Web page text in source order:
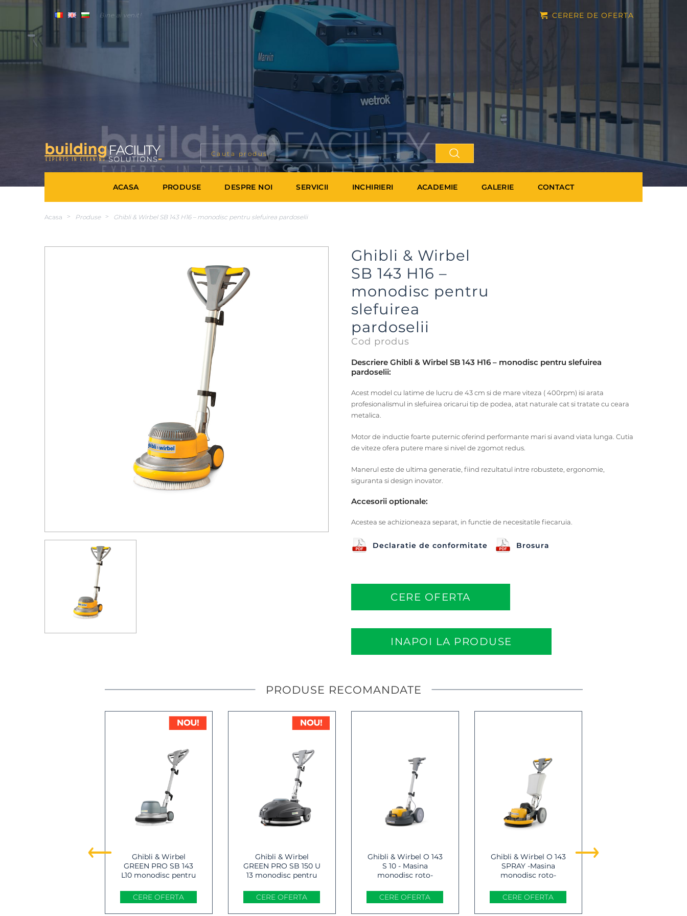
Bine ai venit! CERERE DE OFERTA
ACASA PRODUSE DESPRE NOI SERVICII INCHIRIERI ACADEMIE GALERIE CONTACT
Acasa > Produse > Ghibli & Wirbel SB 143 H16 – monodisc pentru slefuirea pardoselii
Ghibli & Wirbel
SB 143 H16 –
monodisc pentru
slefuirea
pardoselii
Cod produs
Descriere Ghibli & Wirbel SB 143 H16 – monodisc pentru slefuirea
pardoselii:
Acest model cu latime de lucru de 43 cm si de mare viteza ( 400rpm) isi arata
profesionalismul in slefuirea oricarui tip de podea, atat naturale cat si tratate cu ceara
metalica.
Motor de inductie foarte puternic oferind performante mari si avand viata lunga. Cutia
de viteze ofera putere mare si nivel de zgomot redus.
Manerul este de ultima generatie, fiind rezultatul intre robustete, ergonomie,
siguranta si design inovator.
Accesorii optionale:
Acestea se achizioneaza separat, in functie de necesitatile fiecaruia.
Declaratie de conformitate Brosura
CERE OFERTA
INAPOI LA PRODUSE
PRODUSE RECOMANDATE
Ghibli & Wirbel
GREEN PRO SB 143
L10 monodisc pentru
pardoselilor
CERE OFERTA
Ghibli & Wirbel
GREEN PRO SB 150 U
13 monodisc pentru
pardoselilor
CERE OFERTA
Ghibli & Wirbel O 143
S 10 - Masina
monodisc roto-
CERE OFERTA
Ghibli & Wirbel O 143
SPRAY -Masina
monodisc roto-
CERE OFERTA